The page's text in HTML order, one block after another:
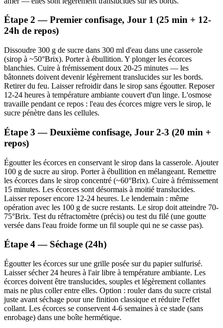
Étape 2 — Premier confisage, Jour 1 (25 min + 12-
24h de repos)
Dissoudre 300 g de sucre dans 300 ml d'eau dans une casserole
(sirop à ~50°Brix). Porter à ébullition. Y plonger les écorces
blanchies. Cuire à frémissement doux 20-25 minutes — les
bâtonnets doivent devenir légèrement translucides sur les bords.
Retirer du feu. Laisser refroidir dans le sirop sans égoutter. Reposer
12-24 heures à température ambiante couvert d'un linge. L'osmose
travaille pendant ce repos : l'eau des écorces migre vers le sirop, le
sucre pénètre dans les cellules.
Étape 3 — Deuxième confisage, Jour 2-3 (20 min +
repos)
Égoutter les écorces en conservant le sirop dans la casserole. Ajouter
100 g de sucre au sirop. Porter à ébullition en mélangeant. Remettre
les écorces dans le sirop concentré (~60°Brix). Cuire à frémissement
15 minutes. Les écorces sont désormais à moitié translucides.
Laisser reposer encore 12-24 heures. Le lendemain : même
opération avec les 100 g de sucre restants. Le sirop doit atteindre 70-
75°Brix. Test du réfractomètre (précis) ou test du filé (une goutte
versée dans l'eau froide forme un fil souple qui ne se casse pas).
Étape 4 — Séchage (24h)
Égoutter les écorces sur une grille posée sur du papier sulfurisé.
Laisser sécher 24 heures à l'air libre à température ambiante. Les
écorces doivent être translucides, souples et légèrement collantes
mais ne plus coller entre elles. Option : rouler dans du sucre cristal
juste avant séchage pour une finition classique et réduire l'effet
collant. Les écorces se conservent 4-6 semaines à ce stade (sans
enrobage) dans une boîte hermétique.